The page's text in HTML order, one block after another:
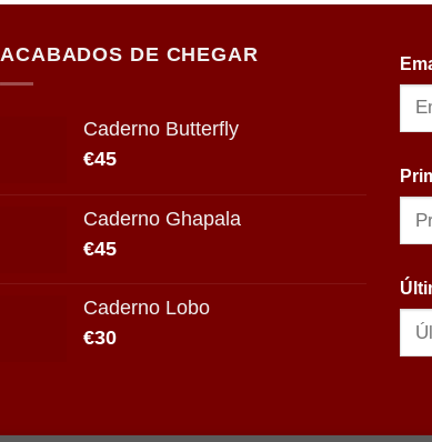
ACABADOS DE CHEGAR
Caderno Butterfly
€45
Caderno Ghapala
€45
Caderno Lobo
€30